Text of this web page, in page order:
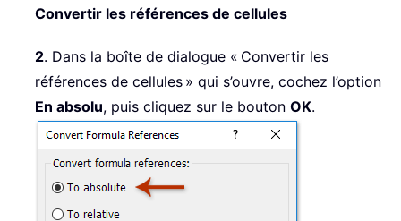
Convertir les références de cellules
2. Dans la boîte de dialogue « Convertir les
références de cellules » qui s’ouvre, cochez l’option
En absolu, puis cliquez sur le bouton OK.